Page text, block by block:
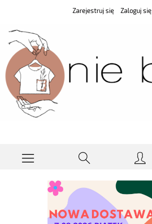
Zarejestruj się Zaloguj się